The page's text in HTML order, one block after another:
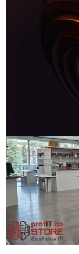
Snaga
Nova
Naruči